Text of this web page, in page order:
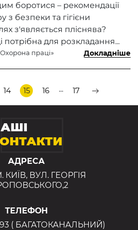
боротися – рекомендації
з безпеки та гігієни
з'являється пліснява?
потрібна для розкладання...
праці» Докладніше
14 15 16 ... 17
АДРЕСА
КИЇВ, ВУЛ. ГЕОРГІЯ
ТЕЛЕФОН
93 ( БАГАТОКАНАЛЬНИЙ)